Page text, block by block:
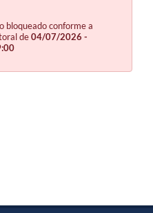
bloqueado conforme a
de04/07/2026 -